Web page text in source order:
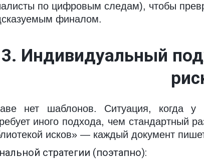
по цифровым следам), чтобы
финалом.
Индивидуальный
нет шаблонов. Ситуация, когда у
иного подхода, чем стандартный
исков» — каждый документ
стратегии (поэтапно):